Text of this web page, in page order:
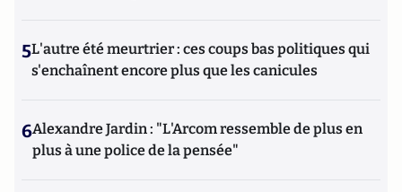
5L'autre été meurtrier : ces coups bas politiques qui
s'enchaînent encore plus que les canicules
6Alexandre Jardin : "L'Arcom ressemble de plus en
plus à une police de la pensée"